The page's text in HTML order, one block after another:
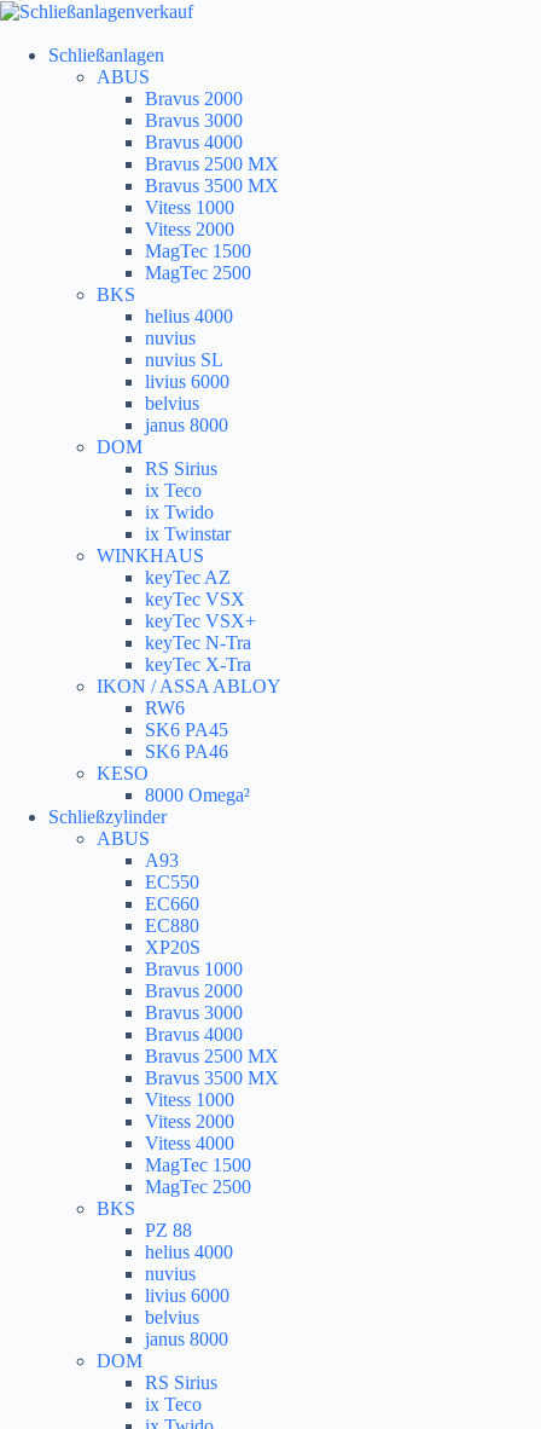
Schließanlagen
ABUS
Bravus 2000
Bravus 3000
Bravus 4000
Bravus 2500 MX
Bravus 3500 MX
Vitess 1000
Vitess 2000
MagTec 1500
MagTec 2500
BKS
helius 4000
nuvius
nuvius SL
livius 6000
belvius
janus 8000
DOM
RS Sirius
ix Teco
ix Twido
ix Twinstar
WINKHAUS
keyTec AZ
keyTec VSX
keyTec VSX+
keyTec N-Tra
keyTec X-Tra
IKON / ASSA ABLOY
RW6
SK6 PA45
SK6 PA46
KESO
8000 Omega²
Schließzylinder
ABUS
A93
EC550
EC660
EC880
XP20S
Bravus 1000
Bravus 2000
Bravus 3000
Bravus 4000
Bravus 2500 MX
Bravus 3500 MX
Vitess 1000
Vitess 2000
Vitess 4000
MagTec 1500
MagTec 2500
BKS
PZ 88
helius 4000
nuvius
livius 6000
belvius
janus 8000
DOM
RS Sirius
ix Teco